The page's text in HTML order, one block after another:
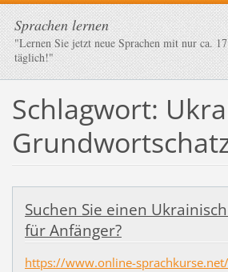
Sprachen lernen
"Lernen Sie jetzt neue Sprachen mit nur ca.
täglich!"
Schlagwort:
Suchen Sie einen
für Anfänger?
https://www.online-